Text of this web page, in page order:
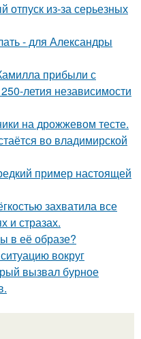
отпуск из-за серьезных
- для Александры
прибыли с
летия независимости
на дрожжевом тесте.
во владимирской
пример настоящей
захватила все
и стразах.
в её образе?
вокруг
вызвал бурное